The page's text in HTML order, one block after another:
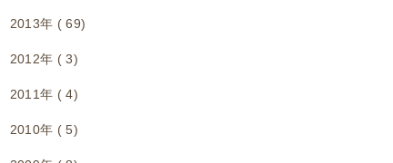
2013年 ( 69)
2012年 ( 3)
2011年 ( 4)
2010年 ( 5)